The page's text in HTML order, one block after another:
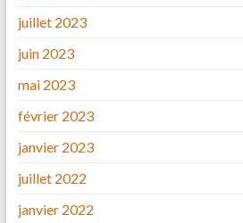
juillet 2023
juin 2023
mai 2023
février 2023
janvier 2023
juillet 2022
janvier 2022